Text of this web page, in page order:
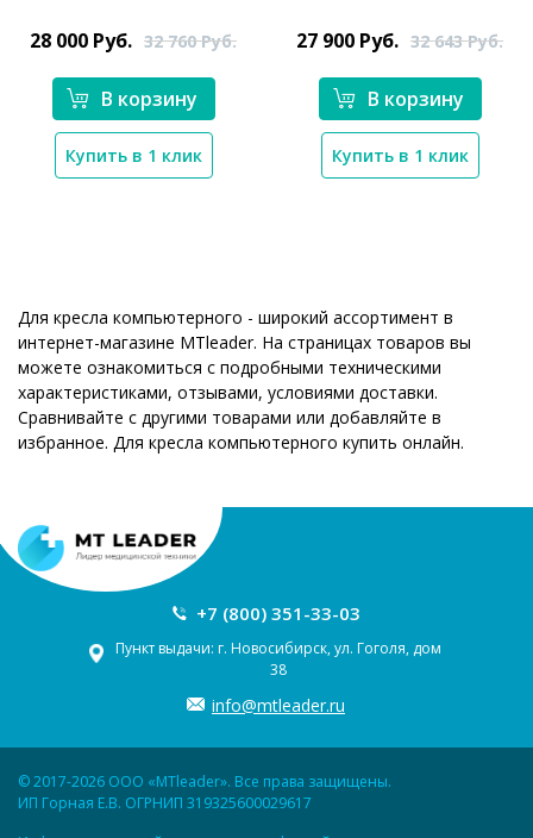
28 000 Руб. 32 760Руб.
В корзину
Купить в 1 клик
27 900 Руб. 32 643Руб.
В корзину
Купить в 1 клик
Для кресла компьютерного - широкий ассортимент в
интернет-магазине MTleader. На страницах товаров вы
можете ознакомиться с подробными техническими
характеристиками, отзывами, условиями доставки.
Сравнивайте с другими товарами или добавляйте в
избранное. Для кресла компьютерного купить онлайн.
+7 (800) 351-33-03
Пункт выдачи: г. Новосибирск, ул. Гоголя, дом
38
info@mtleader.ru
© 2017-2026 ООО «MTleader». Все права защищены.
ИП Горная Е.В. ОГРНИП 319325600029617